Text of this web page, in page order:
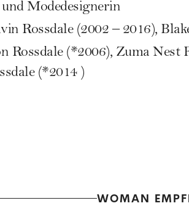
Modedesignerin
Rossdale (2002 – 2016),
Rossdale (*2006), Zuma Nest
(*2014 )
WOMAN